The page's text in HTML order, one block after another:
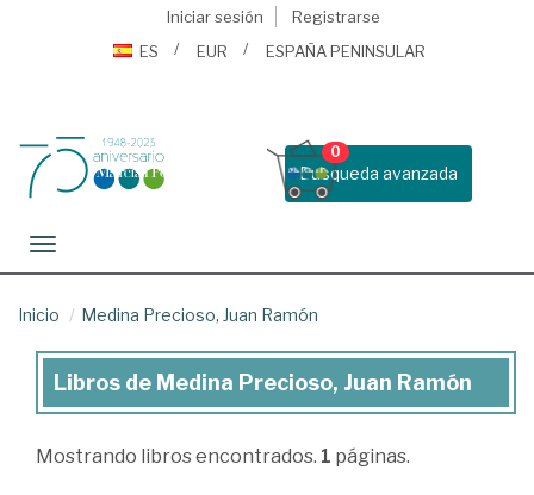
Iniciar sesión
Registrarse
ES
EUR ESPAÑA PENINSULAR
Busqueda avanzada
0
Toggle navigation
Inicio Medina Precioso, Juan Ramón
Libros
Medina
Libros de Medina Precioso, Juan Ramón
Mostrando libros encontrados. 1 páginas.